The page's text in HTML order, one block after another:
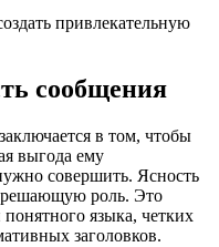
сообщения
в том, чтобы
выгода ему
совершить. Ясность
решающую роль. Это
понятного языка, четких
заголовков.